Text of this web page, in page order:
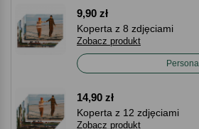
9,90 zł
Koperta z 8 zdjęciami
Zobacz produkt
14,90 zł
Koperta z 12 zdjęciami
Zobacz produkt